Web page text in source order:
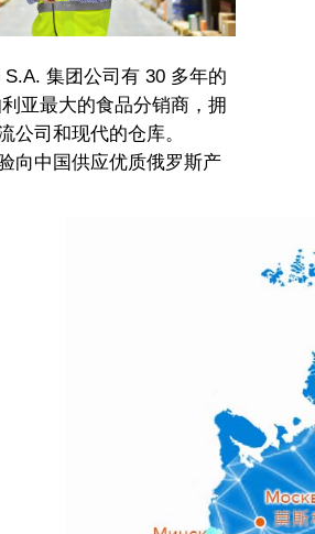
S.A. 集团公司有 30 多年的
亚最大的食品分销商，拥
公司和现代的仓库。
向中国供应优质俄罗斯产